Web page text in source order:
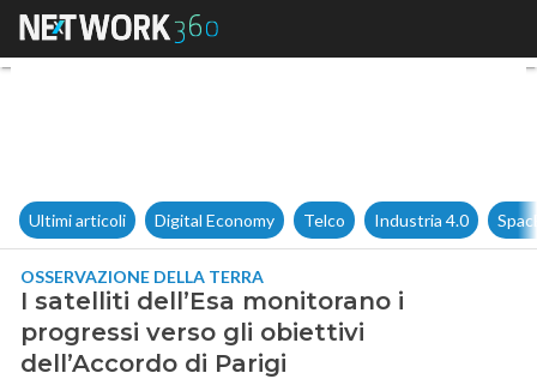
I satelliti dell’Esa
Ultimi articoli Digital Economy Telco Industria 4.0
OSSERVAZIONE DELLA TERRA
I satelliti dell’Esa monitorano i
progressi verso gli obiettivi
dell’Accordo di Parigi